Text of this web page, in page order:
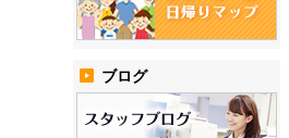
ブログ